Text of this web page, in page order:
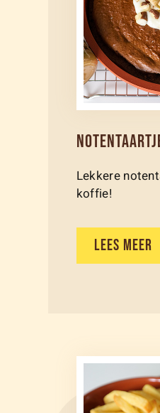
Lekkere
koffie!
LEES MEER